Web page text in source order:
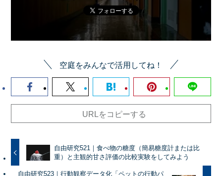
空庭をみんなで活用してね！
URLをコピーする
自由研究521｜食べ物の糖度（簡易糖度計または比
重）と主観的甘さ評価の比較実験をしてみよう
自由研究523｜行動観察データ化「ペットの行動パ